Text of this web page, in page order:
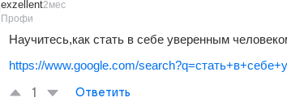
exzellent
Профи
2мес
Научитесь,как стать в себе уверенным
https://www.google.com/
1 Ответить